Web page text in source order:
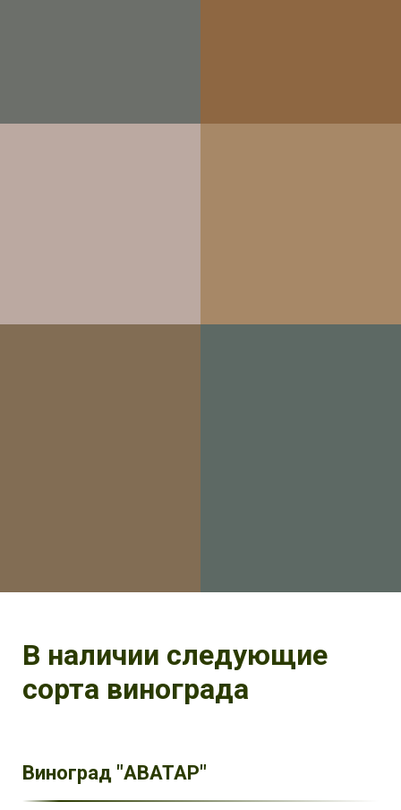
В наличии следующие
сорта винограда
Виноград "АВАТАР"